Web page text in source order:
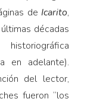
de Icarito,
décadas
en adelante).
del lector,
fueron “los